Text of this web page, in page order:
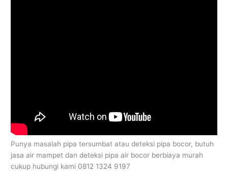
Punya masalah pipa tersumbat atau deteksi pipa bocor, butuh
jasa air mampet dan deteksi pipa air bocor berbiaya murah
cukup hubungi kami 0812 1324 9197